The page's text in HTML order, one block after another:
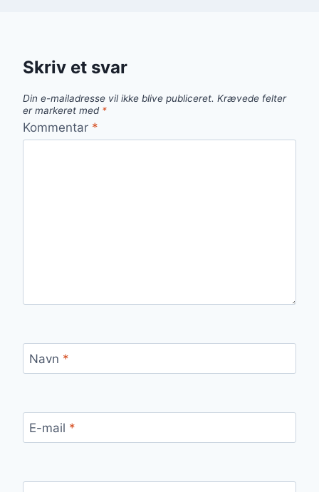
Skriv et svar
Din e-mailadresse vil ikke blive publiceret. Krævede felter
er markeret med *
Kommentar *
Navn *
E-mail *